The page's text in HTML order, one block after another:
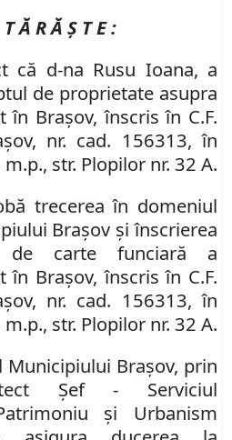
Ă R Ă Ş T E :
că d-na Rusu Ioana, a
de proprietate asupra
Braşov, înscris în C.F.
nr. cad. 156313, în
str. Plopilor nr. 32 A.
trecerea în domeniul
Braşov şi înscrierea
de carte funciară a
Braşov, înscris în C.F.
nr. cad. 156313, în
str. Plopilor nr. 32 A.
Municipiului Braşov, prin
Şef - Serviciul
şi Urbanism